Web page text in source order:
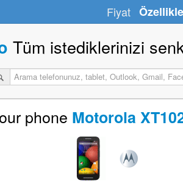
Fiyat
Tüm istediklerinizi
phone Motorola